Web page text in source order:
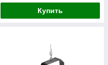
Купить